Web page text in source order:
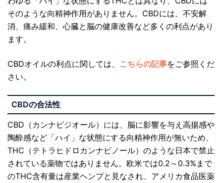
そのような向精神作用がありません。CBDには、不安解
消、痛み緩和、心臓と脳の健康改善など多くの利点があり
ます。
CBDオイルの利点に関しては、 こちらの記事をご参照くだ
さい。
CBDの合法性
CBD（カンナビジオール）には、脳に影響を与え高揚感や
陶酔感など「ハイ」な状態にする向精神作用が無いため、
THC（テトラヒドロカンナビノール）のような日本で禁止
されている薬物ではありません。欧米では0.2～0.3%まで
のTHC含有量は産業ヘンプと見なされ、アメリカ食品医薬